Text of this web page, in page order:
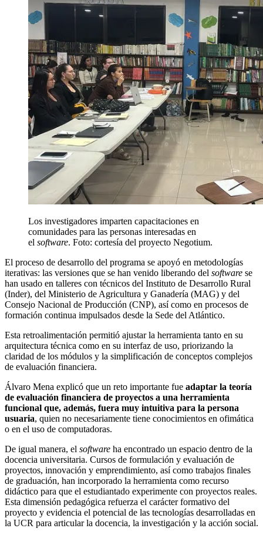
Los investigadores imparten capacitaciones en
comunidades para las personas interesadas en
el software. Foto: cortesía del proyecto Negotium.
El proceso de desarrollo del programa se apoyó en metodologías
iterativas: las versiones que se han venido liberando del software se
han usado en talleres con técnicos del Instituto de Desarrollo Rural
(Inder), del Ministerio de Agricultura y Ganadería (MAG) y del
Consejo Nacional de Producción (CNP), así como en procesos de
formación continua impulsados desde la Sede del Atlántico.
Esta retroalimentación permitió ajustar la herramienta tanto en su
arquitectura técnica como en su interfaz de uso, priorizando la
claridad de los módulos y la simplificación de conceptos complejos
de evaluación financiera.
Álvaro Mena explicó que un reto importante fue adaptar la teoría
de evaluación financiera de proyectos a una herramienta
funcional que, además, fuera muy intuitiva para la persona
usuaria, quien no necesariamente tiene conocimientos en ofimática
o en el uso de computadoras.
De igual manera, el software ha encontrado un espacio dentro de la
docencia universitaria. Cursos de formulación y evaluación de
proyectos, innovación y emprendimiento, así como trabajos finales
de graduación, han incorporado la herramienta como recurso
didáctico para que el estudiantado experimente con proyectos reales.
Esta dimensión pedagógica refuerza el carácter formativo del
proyecto y evidencia el potencial de las tecnologías desarrolladas en
la UCR para articular la docencia, la investigación y la acción social.